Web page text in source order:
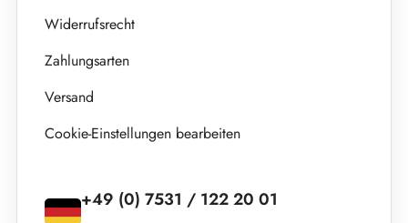
Widerrufsrecht
Zahlungsarten
Versand
Cookie-Einstellungen bearbeiten
+49 (0) 7531 / 122 20 01